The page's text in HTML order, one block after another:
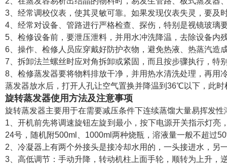
3、经常调校仪表，使其灵敏可靠。如果发现仪表失灵，要及
4、经常对设备、管路进行严格检查、探伤，特别是视镜玻璃
5、检修设备前，要泄压泄料，并用水冲洗降温，去除设备内
6、操作、检修人员应穿戴好防护衣物，避免热液、热蒸汽造
7、拆卸法兰螺丝时应对角拆卸或紧固，而且按步骤执行，特
8、检修蒸发器要将物料排放干净，并用热水清洗处理，再用
蒸发器放水后，打开人孔让空气置换并降温到36℃以下，此
旋转蒸发器使用方法及注意事项
旋转蒸发器主要用于在需要减压条件下连续蒸馏大量易挥发
1、开机前先将调速旋钮左旋到最小，按下电源开关指示灯
24号，随机附500ml、1000ml两种烧瓶，溶液量一般不超过
2、冷凝器上有两个外接头是接冷却水用的，一头接进水，
3、高低调节：手动升降，转动机柱上面手轮，顺转为上升，